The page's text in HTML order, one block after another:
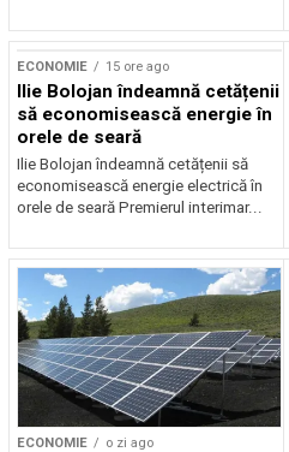
ECONOMIE 15 ore ago
Ilie Bolojan îndeamnă cetățenii
să economisească energie în
orele de seară
Ilie Bolojan îndeamnă cetățenii să
economisească energie electrică în
orele de seară Premierul interimar...
ECONOMIE o zi ago